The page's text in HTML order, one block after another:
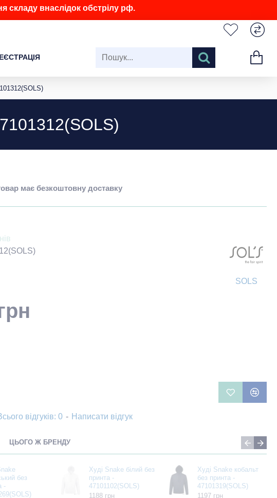
внаслідок обстрілу рф.
має безкоштовну доставку
SOLS
відгуків: 0 - Написати відгук
ЦЬОГО Ж БРЕНДУ
без
-
Худі Snake білий без
принта -
47101102(SOLS)
1188 грн
Худі Snake кобальт
без принта -
47101319(SOLS)
1197 грн